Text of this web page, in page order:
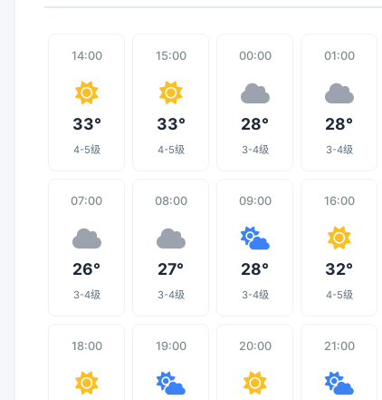
14:00
33°
4-5级
15:00
33°
4-5级
00:00
28°
3-4级
01:00
28°
3-4级
07:00
26°
3-4级
08:00
27°
3-4级
09:00
28°
3-4级
16:00
32°
4-5级
18:00 19:00 20:00 21:00